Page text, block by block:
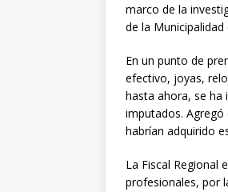
marco de la
de la
En un punto de
efectivo, joyas,
hasta ahora, se ha
imputados.
habrían adquirido
La Fiscal Regional
profesionales, por